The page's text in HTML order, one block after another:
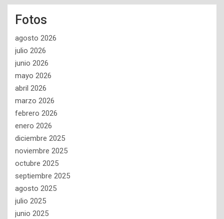
Fotos
agosto 2026
julio 2026
junio 2026
mayo 2026
abril 2026
marzo 2026
febrero 2026
enero 2026
diciembre 2025
noviembre 2025
octubre 2025
septiembre 2025
agosto 2025
julio 2025
junio 2025